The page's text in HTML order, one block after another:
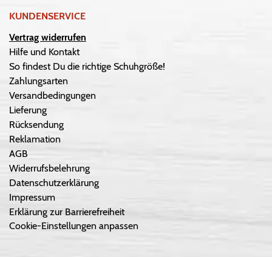
KUNDENSERVICE
Vertrag widerrufen
Hilfe und Kontakt
So findest Du die richtige Schuhgröße!
Zahlungsarten
Versandbedingungen
Lieferung
Rücksendung
Reklamation
AGB
Widerrufsbelehrung
Datenschutzerklärung
Impressum
Erklärung zur Barrierefreiheit
Cookie-Einstellungen anpassen